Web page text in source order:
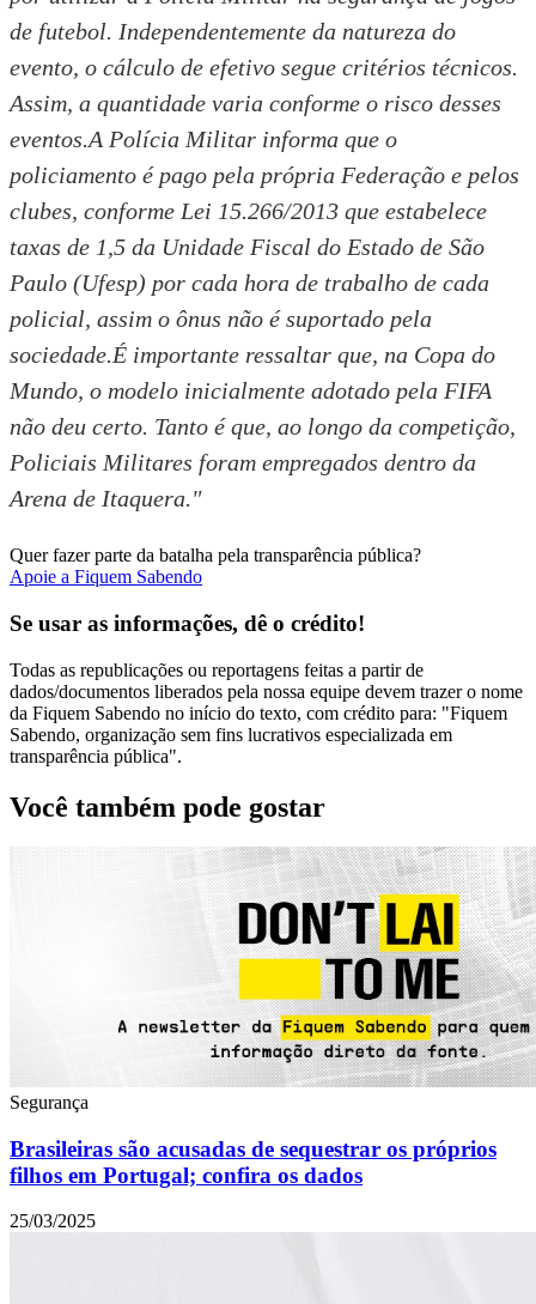
de futebol. Independentemente da natureza do
evento, o cálculo de efetivo segue critérios técnicos.
Assim, a quantidade varia conforme o risco desses
eventos.A Polícia Militar informa que o
policiamento é pago pela própria Federação e pelos
clubes, conforme Lei 15.266/2013 que estabelece
taxas de 1,5 da Unidade Fiscal do Estado de São
Paulo (Ufesp) por cada hora de trabalho de cada
policial, assim o ônus não é suportado pela
sociedade.É importante ressaltar que, na Copa do
Mundo, o modelo inicialmente adotado pela FIFA
não deu certo. Tanto é que, ao longo da competição,
Policiais Militares foram empregados dentro da
Arena de Itaquera."
Quer fazer parte da batalha pela transparência pública?
Apoie a Fiquem Sabendo
Se usar as informações, dê o crédito!
Todas as republicações ou reportagens feitas a partir de
dados/documentos liberados pela nossa equipe devem trazer o nome
da Fiquem Sabendo no início do texto, com crédito para: "Fiquem
Sabendo, organização sem fins lucrativos especializada em
transparência pública".
Você também pode gostar
Segurança
Brasileiras são acusadas de sequestrar os próprios
filhos em Portugal; confira os dados
25/03/2025